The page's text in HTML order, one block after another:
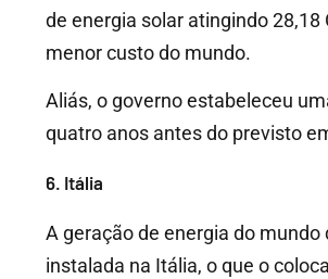
de energia solar atingindo 28,18
menor custo do mundo.
Aliás, o governo estabeleceu
quatro anos antes do previsto
6. Itália
A geração de energia do
instalada na Itália, o que o